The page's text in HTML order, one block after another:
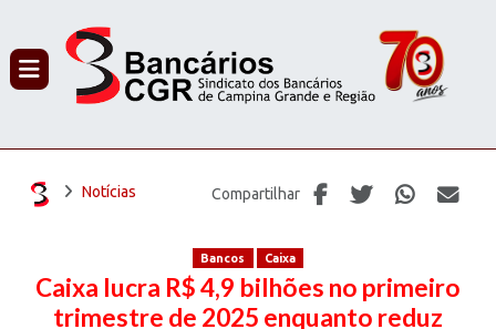
Notícias Compartilhar
Bancos Caixa
Caixa lucra R$ 4,9 bilhões no primeiro
trimestre de 2025 enquanto reduz